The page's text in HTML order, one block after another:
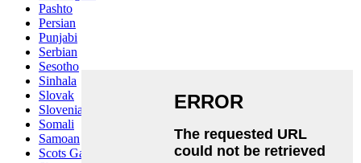
Pashto
Persian
Punjabi
Serbian
Sesotho
Sinhala
Slovak
Slovenian
Somali
Samoan
Scots Gaelic